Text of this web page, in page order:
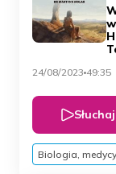
24/08/2023 49:35
Słuchaj
Biologia,